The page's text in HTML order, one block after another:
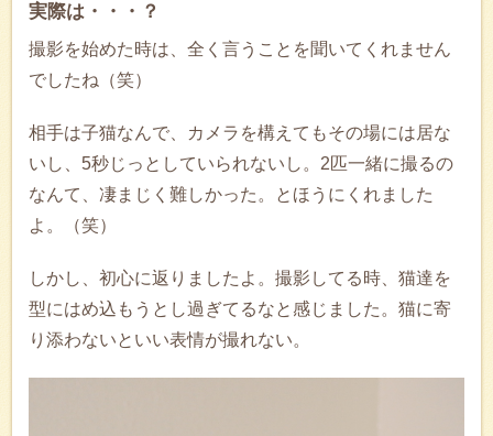
実際は・・・？
撮影を始めた時は、全く言うことを聞いてくれません
でしたね（笑）
相手は子猫なんで、カメラを構えてもその場には居な
いし、5秒じっとしていられないし。2匹一緒に撮るの
なんて、凄まじく難しかった。とほうにくれました
よ。（笑）
しかし、初心に返りましたよ。撮影してる時、猫達を
型にはめ込もうとし過ぎてるなと感じました。猫に寄
り添わないといい表情が撮れない。